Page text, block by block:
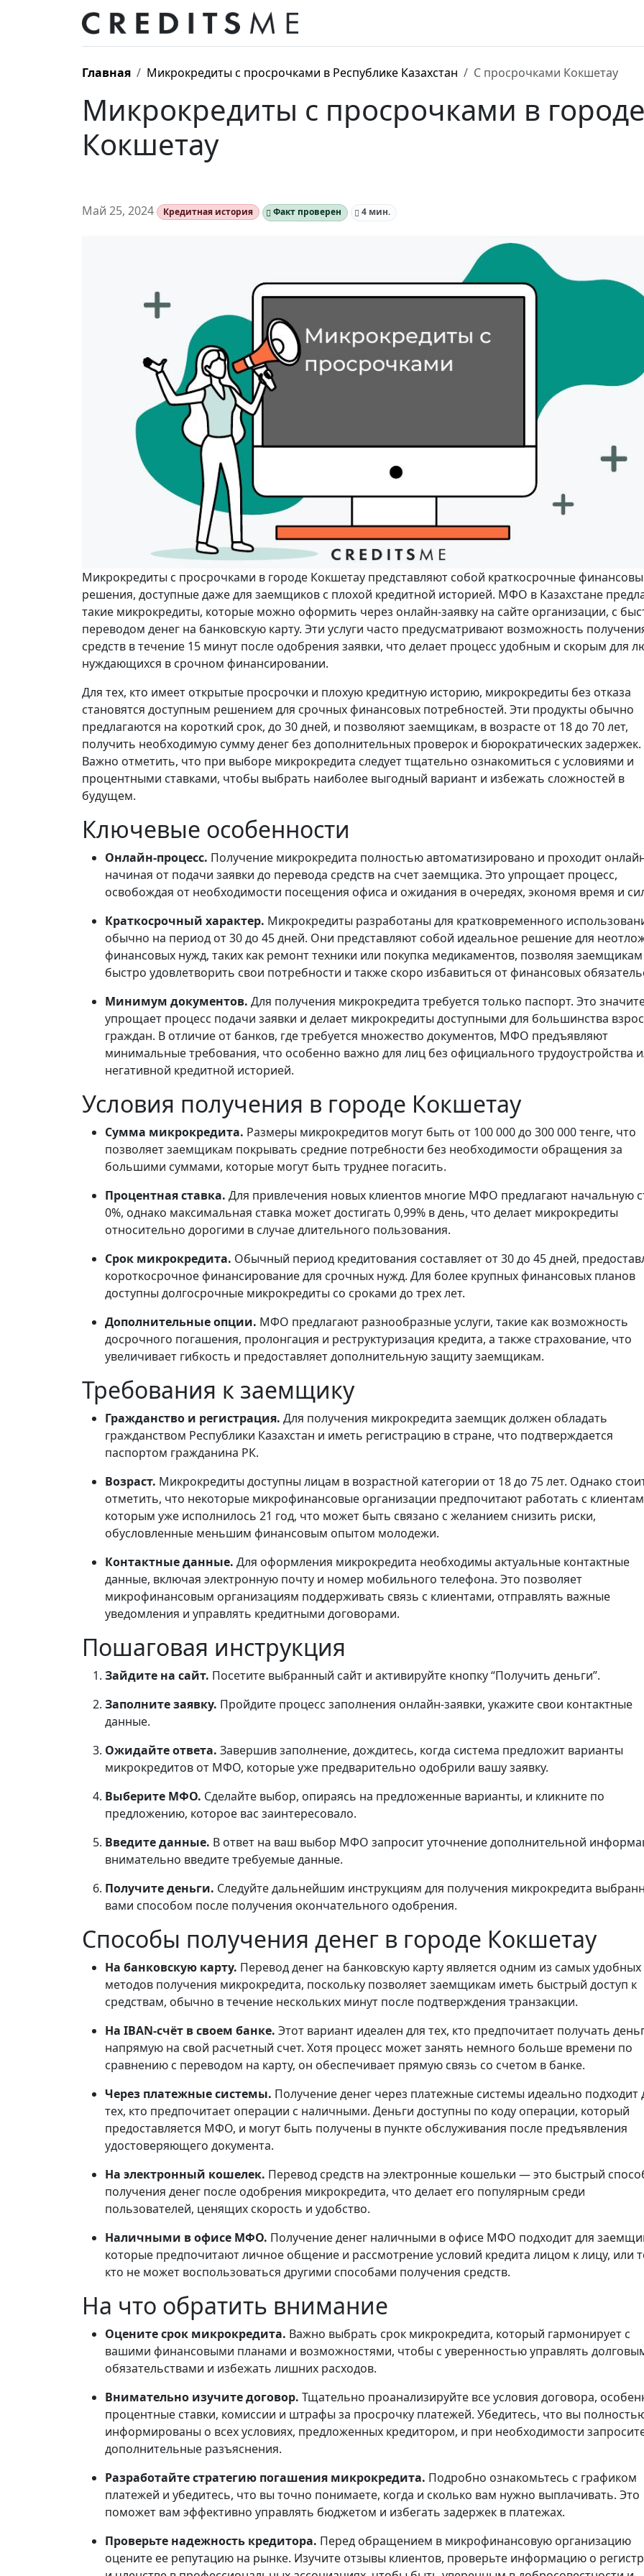
Главная Микрокредиты с просрочками в Республике Казахстан С просрочками Кокшетау
Микрокредиты с просрочками в
Кокшетау
Май 25, 2024 Кредитная история Факт проверен 4 мин.
Микрокредиты с просрочками в городе Кокшетау представляют собой краткосрочные
решения, доступные даже для заемщиков с плохой кредитной историей. МФО в Казахстане
такие микрокредиты, которые можно оформить через онлайн-заявку на сайте организации, с
переводом денег на банковскую карту. Эти услуги часто предусматривают возможность
средств в течение 15 минут после одобрения заявки, что делает процесс удобным и скорым для
нуждающихся в срочном финансировании.
Для тех, кто имеет открытые просрочки и плохую кредитную историю, микрокредиты без отказа
становятся доступным решением для срочных финансовых потребностей. Эти продукты обычно
предлагаются на короткий срок, до 30 дней, и позволяют заемщикам, в возрасте от 18 до 70 лет,
получить необходимую сумму денег без дополнительных проверок и бюрократических задержек.
Важно отметить, что при выборе микрокредита следует тщательно ознакомиться с условиями и
процентными ставками, чтобы выбрать наиболее выгодный вариант и избежать сложностей в
будущем.
Ключевые особенности
Онлайн-процесс. Получение микрокредита полностью автоматизировано и проходит
начиная от подачи заявки до перевода средств на счет заемщика. Это упрощает процесс,
освобождая от необходимости посещения офиса и ожидания в очередях, экономя время и
Краткосрочный характер. Микрокредиты разработаны для кратковременного
обычно на период от 30 до 45 дней. Они представляют собой идеальное решение для
финансовых нужд, таких как ремонт техники или покупка медикаментов, позволяя заемщикам
быстро удовлетворить свои потребности и также скоро избавиться от финансовых
Минимум документов. Для получения микрокредита требуется только паспорт. Это
упрощает процесс подачи заявки и делает микрокредиты доступными для большинства
граждан. В отличие от банков, где требуется множество документов, МФО предъявляют
минимальные требования, что особенно важно для лиц без официального трудоустройства
негативной кредитной историей.
Условия получения в городе Кокшетау
Сумма микрокредита. Размеры микрокредитов могут быть от 100 000 до 300 000 тенге, что
позволяет заемщикам покрывать средние потребности без необходимости обращения за
большими суммами, которые могут быть труднее погасить.
Процентная ставка. Для привлечения новых клиентов многие МФО предлагают начальную
0%, однако максимальная ставка может достигать 0,99% в день, что делает микрокредиты
относительно дорогими в случае длительного пользования.
Срок микрокредита. Обычный период кредитования составляет от 30 до 45 дней,
короткосрочное финансирование для срочных нужд. Для более крупных финансовых планов
доступны долгосрочные микрокредиты со сроками до трех лет.
Дополнительные опции. МФО предлагают разнообразные услуги, такие как возможность
досрочного погашения, пролонгация и реструктуризация кредита, а также страхование, что
увеличивает гибкость и предоставляет дополнительную защиту заемщикам.
Требования к заемщику
Гражданство и регистрация. Для получения микрокредита заемщик должен обладать
гражданством Республики Казахстан и иметь регистрацию в стране, что подтверждается
паспортом гражданина РК.
Возраст. Микрокредиты доступны лицам в возрастной категории от 18 до 75 лет. Однако
отметить, что некоторые микрофинансовые организации предпочитают работать с
которым уже исполнилось 21 год, что может быть связано с желанием снизить риски,
обусловленные меньшим финансовым опытом молодежи.
Контактные данные. Для оформления микрокредита необходимы актуальные контактные
данные, включая электронную почту и номер мобильного телефона. Это позволяет
микрофинансовым организациям поддерживать связь с клиентами, отправлять важные
уведомления и управлять кредитными договорами.
Пошаговая инструкция
Зайдите на сайт. Посетите выбранный сайт и активируйте кнопку “Получить деньги”.
Заполните заявку. Пройдите процесс заполнения онлайн-заявки, укажите свои контактные
данные.
Ожидайте ответа. Завершив заполнение, дождитесь, когда система предложит варианты
микрокредитов от МФО, которые уже предварительно одобрили вашу заявку.
Выберите МФО. Сделайте выбор, опираясь на предложенные варианты, и кликните по
предложению, которое вас заинтересовало.
Введите данные. В ответ на ваш выбор МФО запросит уточнение дополнительной
внимательно введите требуемые данные.
Получите деньги. Следуйте дальнейшим инструкциям для получения микрокредита
вами способом после получения окончательного одобрения.
Способы получения денег в городе Кокшетау
На банковскую карту. Перевод денег на банковскую карту является одним из самых удобных
методов получения микрокредита, поскольку позволяет заемщикам иметь быстрый доступ к
средствам, обычно в течение нескольких минут после подтверждения транзакции.
На IBAN-счёт в своем банке. Этот вариант идеален для тех, кто предпочитает получать
напрямую на свой расчетный счет. Хотя процесс может занять немного больше времени по
сравнению с переводом на карту, он обеспечивает прямую связь со счетом в банке.
Через платежные системы. Получение денег через платежные системы идеально подходит
тех, кто предпочитает операции с наличными. Деньги доступны по коду операции, который
предоставляется МФО, и могут быть получены в пункте обслуживания после предъявления
удостоверяющего документа.
На электронный кошелек. Перевод средств на электронные кошельки — это быстрый
получения денег после одобрения микрокредита, что делает его популярным среди
пользователей, ценящих скорость и удобство.
Наличными в офисе МФО. Получение денег наличными в офисе МФО подходит для
которые предпочитают личное общение и рассмотрение условий кредита лицом к лицу, или
кто не может воспользоваться другими способами получения средств.
На что обратить внимание
Оцените срок микрокредита. Важно выбрать срок микрокредита, который гармонирует с
вашими финансовыми планами и возможностями, чтобы с уверенностью управлять
обязательствами и избежать лишних расходов.
Внимательно изучите договор. Тщательно проанализируйте все условия договора,
процентные ставки, комиссии и штрафы за просрочку платежей. Убедитесь, что вы
информированы о всех условиях, предложенных кредитором, и при необходимости
дополнительные разъяснения.
Разработайте стратегию погашения микрокредита. Подробно ознакомьтесь с графиком
платежей и убедитесь, что вы точно понимаете, когда и сколько вам нужно выплачивать. Это
поможет вам эффективно управлять бюджетом и избегать задержек в платежах.
Проверьте надежность кредитора. Перед обращением в микрофинансовую организацию
оцените ее репутацию на рынке. Изучите отзывы клиентов, проверьте информацию о